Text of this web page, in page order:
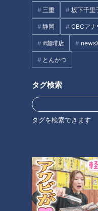
三重 坂下千里
静岡 CBCアナ
if珈琲店
とんかつ
タグ検索
タグを検索できます
看板メニューは『テール
けをじっくり煮込んだ超
やわらかく絶品！